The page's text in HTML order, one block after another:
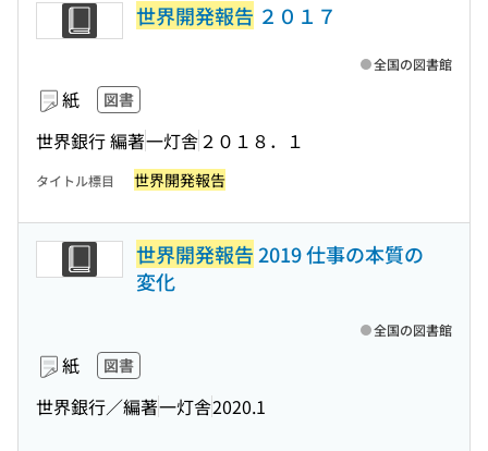
世界開発報告 ２０１７
紙 図書
世界銀行 編著一灯舎 ２０１８．１
全国の図書館
タイトル標目 世界開発報告
世界開発報告2019 仕事の本質の
変化
紙 図書
世界銀行／編著一灯舎2020.1
全国の図書館